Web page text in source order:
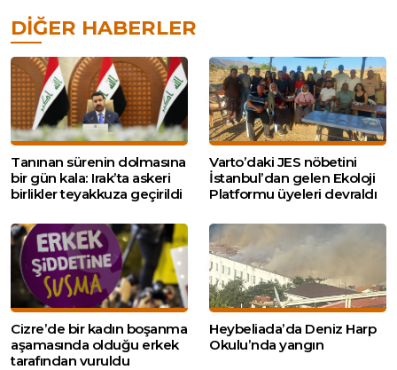
DIĞER HABERLER
Tanınan sürenin dolmasına
bir gün kala: Irak’ta askeri
birlikler teyakkuza geçirildi
Varto’daki JES nöbetini
İstanbul’dan gelen Ekoloji
Platformu üyeleri devraldı
Cizre’de bir kadın boşanma
aşamasında olduğu erkek
tarafından vuruldu
Heybeliada’da Deniz Harp
Okulu’nda yangın